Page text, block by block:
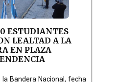
ESTUDIANTES
LEALTAD A LA
EN PLAZA
la Bandera Nacional, fecha